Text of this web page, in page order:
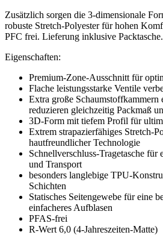
Zusätzlich sorgen die 3-dimensionale
robuste Stretch-Polyester für hohen
PFC frei. Lieferung inklusive Packtasche.
Eigenschaften:
Premium-Zone-Ausschnitt für
Flache leistungsstarke Ventile
Extra große
reduzieren gleichzeitig Packmaß
3D-Form mit tiefem Profil für
Extrem strapazierfähiges Stretch-
hautfreundlicher Technologie
Schnellverschluss-Tragetasche
und Transport
besonders langlebige TPU-
Schichten
Statisches Seitengewebe für eine
einfacheres Aufblasen
PFAS-frei
R-Wert 6,0 (4-Jahreszeiten-Matte)